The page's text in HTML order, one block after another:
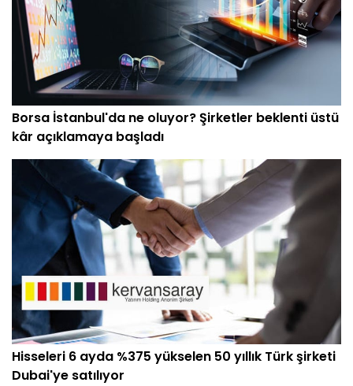
Borsa İstanbul'da ne oluyor? Şirketler beklenti üstü
kâr açıklamaya başladı
Hisseleri 6 ayda %375 yükselen 50 yıllık Türk şirketi
Dubai'ye satılıyor